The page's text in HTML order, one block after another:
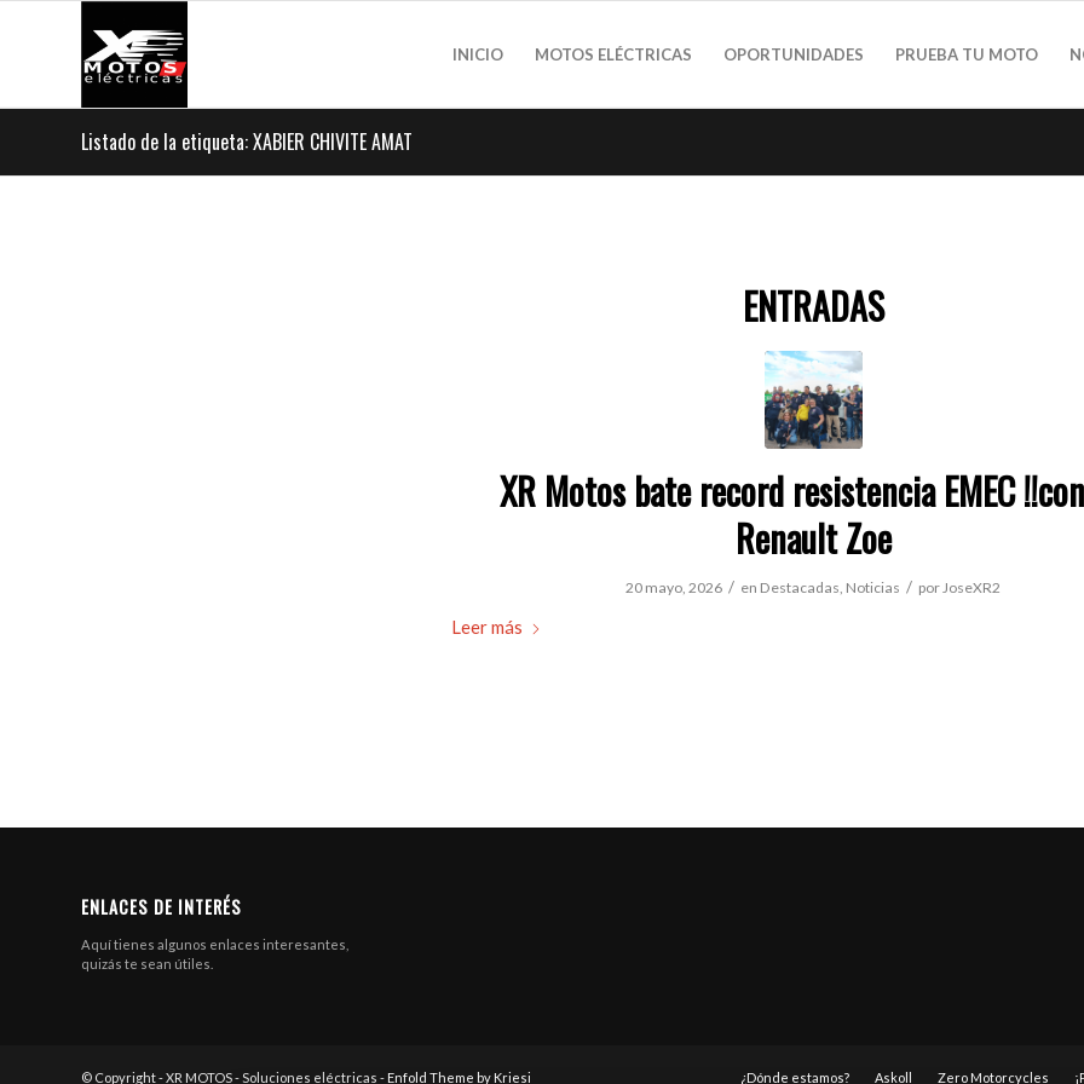
INICIO MOTOS ELÉCTRICAS OPORTUNIDADES PRUEBA TU MOTO
Listado de la etiqueta: XABIER CHIVITE AMAT
ENTRADAS
XR Motos bate record resistencia EMEC
Renault Zoe
20 mayo, 2026 / en Destacadas, Noticias / porJoseXR2
Leer más
ENLACES DE INTERÉS
Aquí tienes algunos enlaces interesantes,
quizás te sean útiles.
© Copyright - XR MOTOS - Soluciones eléctricas - Enfold Theme by Kriesi ¿Dónde estamos? Askoll Zero Motorcycles